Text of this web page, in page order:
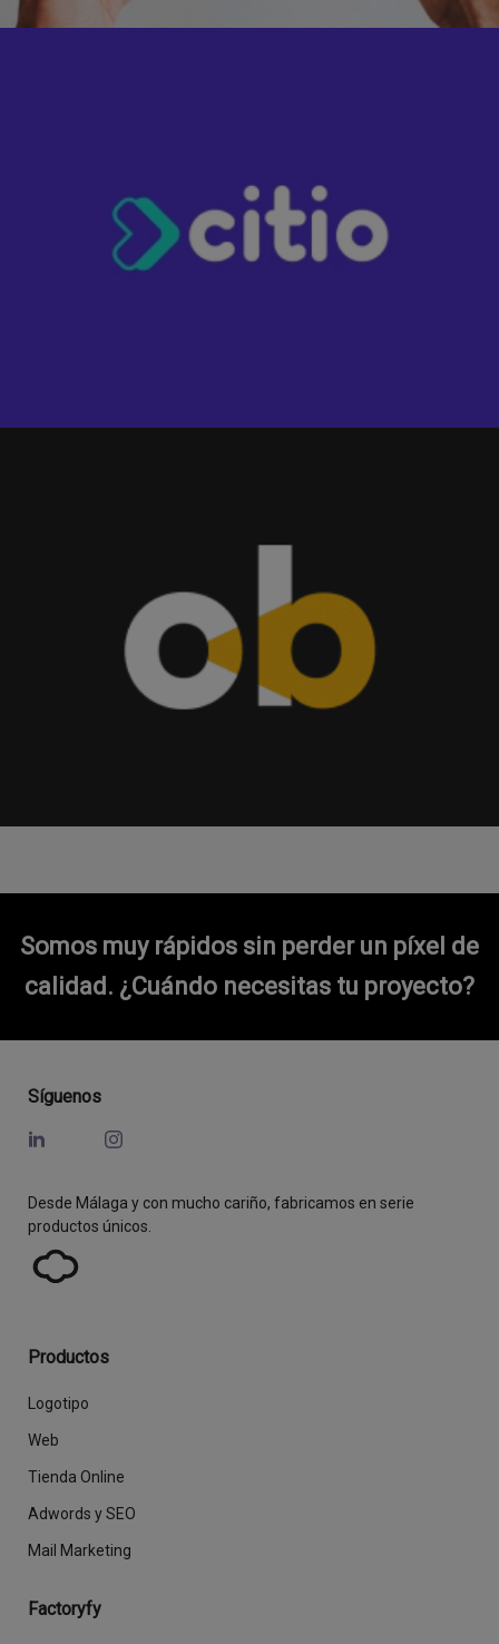
Somos muy rápidos sin perder un píxel de
calidad. ¿Cuándo necesitas tu proyecto?
Síguenos
Desde Málaga y con mucho cariño, fabricamos en serie
productos únicos.
Productos
Logotipo
Web
Tienda Online
Adwords y SEO
Mail Marketing
Factoryfy